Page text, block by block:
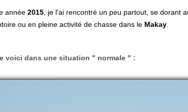
année 2015 , je l'ai rencontré un peu partout, se dorant
ou en pleine activité de chasse dans le Makay
voici dans une situation " normale " :